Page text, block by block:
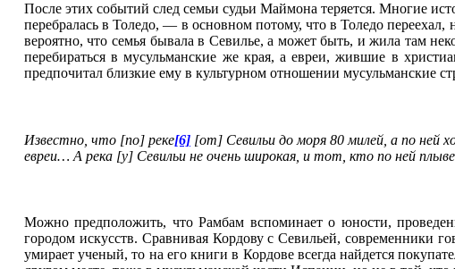
После этих событий след семьи судьи Маймона теряется. Многие
перебралась в Толедо, — в основном потому, что в Толедо
вероятно, что семья бывала в Севилье, а может быть, и жила там
перебираться в мусульманские же края, а евреи, жившие в
предпочитал близкие ему в культурном отношении мусульманские
Известно, что [по] реке[6] [от] Севильи до моря 80 милей, а по ней
евреи… А река [у] Севильи не очень широкая, и тот, кто по ней
Можно предположить, что Рамбам вспоминает о юности,
городом искусств. Сравнивая Кордову с Севильей, современники
умирает ученый, то на его книги в Кордове всегда найдется